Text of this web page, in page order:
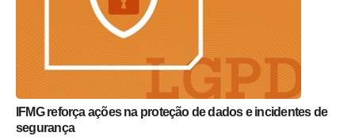
IFMG reforça ações na proteção de dados e incidentes de
segurança